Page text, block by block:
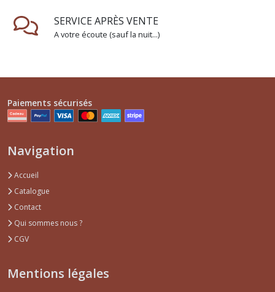
SERVICE APRÈS VENTE
A votre écoute (sauf la nuit...)
Paiements sécurisés
Navigation
Accueil
Catalogue
Contact
Qui sommes nous ?
CGV
Mentions légales